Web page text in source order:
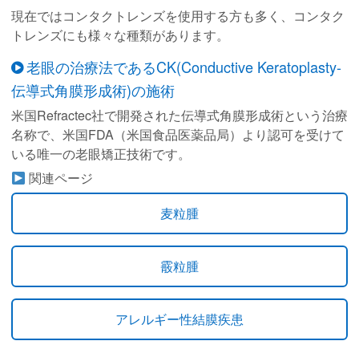
現在ではコンタクトレンズを使用する方も多く、コンタク
トレンズにも様々な種類があります。
老眼の治療法であるCK(Conductive Keratoplasty-
伝導式角膜形成術)の施術
米国Refractec社で開発された伝導式角膜形成術という治療
名称で、米国FDA（米国食品医薬品局）より認可を受けて
いる唯一の老眼矯正技術です。
関連ページ
麦粒腫
霰粒腫
アレルギー性結膜疾患